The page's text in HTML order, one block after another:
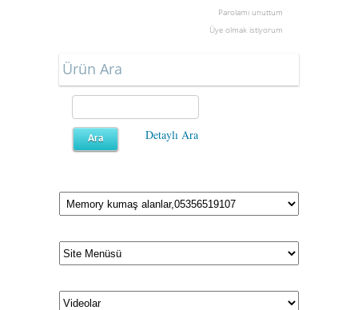
Parolamı unuttum
Üye olmak istiyorum
Ürün Ara
Detaylı Ara